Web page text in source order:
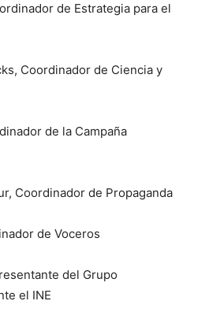
de Estrategia para el
Coordinador de Ciencia y
de la Campaña
Coordinador de Propaganda
de Voceros
del Grupo
el INE